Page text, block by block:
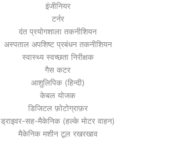
इंजीनियर
टर्नर
दंत प्रयोगशाला तकनीशियन
अस्पताल अपशिष्ट प्रबंधन तकनीशियन
स्वास्थ्य स्वच्छता निरीक्षक
गैस कटर
आशुलिपिक (हिन्दी)
केबल योजक
डिजिटल फ़ोटोग्राफ़र
ड्राइवर-सह-मैकेनिक (हल्के मोटर वाहन)
मैकेनिक मशीन टूल रखरखाव